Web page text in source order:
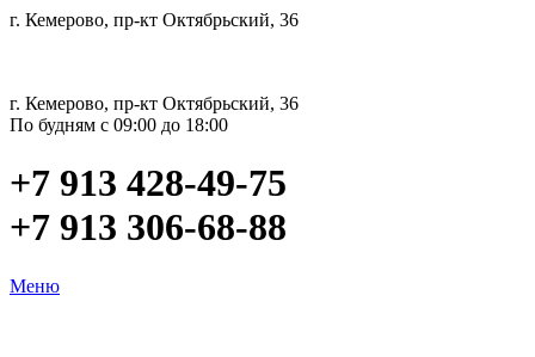
г. Кемерово, пр-кт Октябрьский, 36
г. Кемерово, пр-кт Октябрьский, 36
По будням с 09:00 до 18:00
+7 913 428-49-75
+7 913 306-68-88
Меню